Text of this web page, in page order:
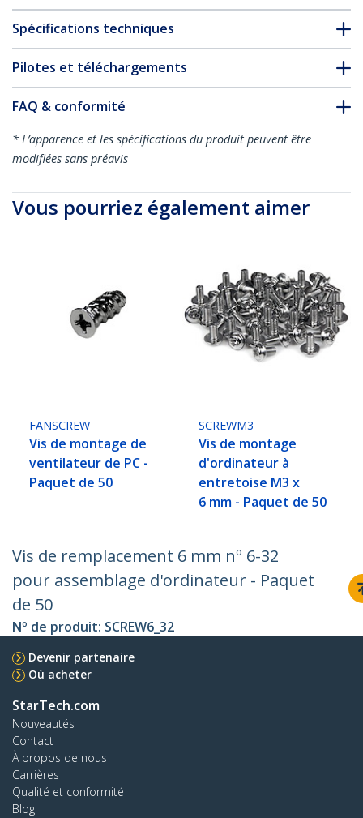
Spécifications techniques
Pilotes et téléchargements
FAQ & conformité
* L’apparence et les spécifications du produit peuvent être
modifiées sans préavis
Vous pourriez également aimer
FANSCREW
Vis de montage de
ventilateur de PC -
Paquet de 50
SCREWM3
Vis de montage
d'ordinateur à
entretoise M3 x
6 mm - Paquet de 50
Vis de remplacement 6 mm nº 6-32
pour assemblage d'ordinateur - Paquet
de 50
Nº de produit: SCREW6_32
Devenir partenaire
Où acheter
StarTech.com
Nouveautés
Contact
À propos de nous
Carrières
Qualité et conformité
Blog